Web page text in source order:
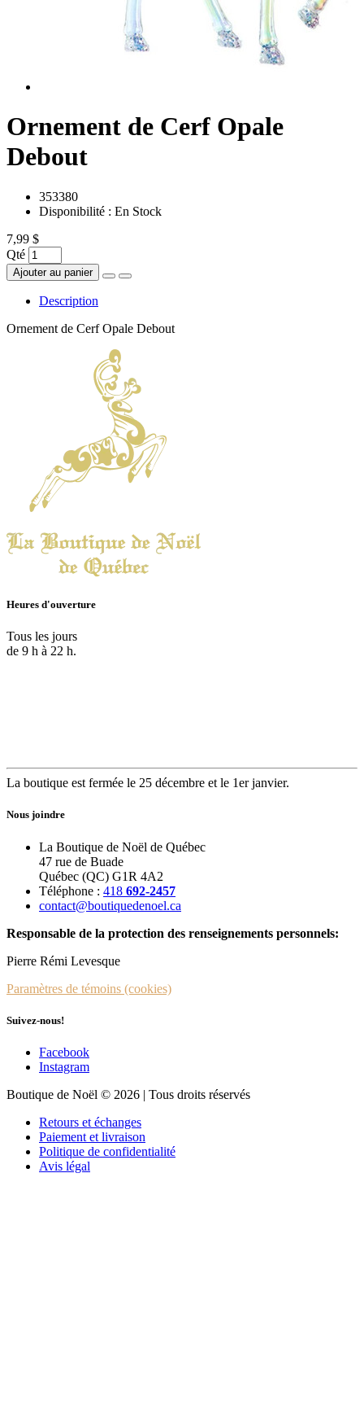
Ornement de Cerf Opale
Debout
353380
Disponibilité : En Stock
7,99 $
Qté
Ajouter au panier
Description
Ornement de Cerf Opale Debout
Heures d'ouverture
Tous les jours
de 9 h à 22 h.
La boutique est fermée le 25 décembre et le 1er janvier.
Nous joindre
La Boutique de Noël de Québec
47 rue de Buade
Québec (QC) G1R 4A2
Téléphone : 418 692-2457
contact@boutiquedenoel.ca
Responsable de la protection des renseignements personnels:
Pierre Rémi Levesque
Paramètres de témoins (cookies)
Suivez-nous!
Facebook
Instagram
Boutique de Noël © 2026 | Tous droits réservés
Retours et échanges
Paiement et livraison
Politique de confidentialité
Avis légal